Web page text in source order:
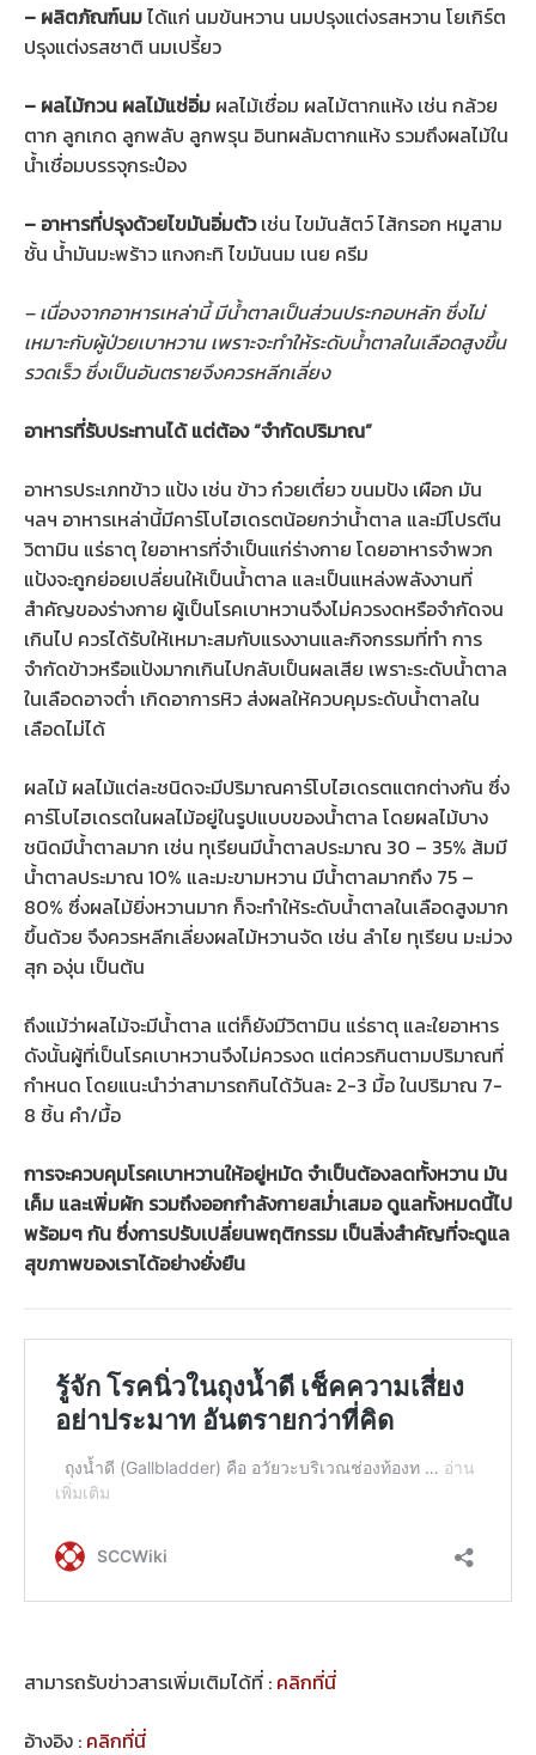
– ผลิตภัณฑ์นมได้แก่ นมข้นหวาน นมปรุงแต่งรสหวาน โยเกิร์ต
ปรุงแต่งรสชาติ นมเปรี้ยว
– ผลไม้กวน ผลไม้แช่อิ่ม ผลไม้เชื่อม ผลไม้ตากแห้ง เช่น กล้วย
ตาก ลูกเกด ลูกพลับ ลูกพรุน อินทผลัมตากแห้ง รวมถึงผลไม้ใน
น้ำเชื่อมบรรจุกระป๋อง
– อาหารที่ปรุงด้วยไขมันอิ่มตัวเช่น ไขมันสัตว์ ไส้กรอก หมูสาม
ชั้น น้ำมันมะพร้าว แกงกะทิ ไขมันนม เนย ครีม
– เนื่องจากอาหารเหล่านี้ มีน้ำตาลเป็นส่วนประกอบหลัก ซึ่งไม่
เหมาะกับผู้ป่วยเบาหวาน เพราะจะทำให้ระดับน้ำตาลในเลือดสูงขึ้น
รวดเร็ว ซึ่งเป็นอันตรายจึงควรหลีกเลี่ยง
อาหารที่รับประทานได้ แต่ต้อง “จำกัดปริมาณ”
อาหารประเภทข้าว แป้ง เช่น ข้าว ก๋วยเตี๋ยว ขนมปัง เผือก มัน
ฯลฯ อาหารเหล่านี้มีคาร์โบไฮเดรตน้อยกว่าน้ำตาล และมีโปรตีน
วิตามิน แร่ธาตุ ใยอาหารที่จำเป็นแก่ร่างกาย โดยอาหารจำพวก
แป้งจะถูกย่อยเปลี่ยนให้เป็นน้ำตาล และเป็นแหล่งพลังงานที่
สำคัญของร่างกาย ผู้เป็นโรคเบาหวานจึงไม่ควรงดหรือจำกัดจน
เกินไป ควรได้รับให้เหมาะสมกับแรงงานและกิจกรรมที่ทำ การ
จำกัดข้าวหรือแป้งมากเกินไปกลับเป็นผลเสีย เพราะระดับน้ำตาล
ในเลือดอาจต่ำ เกิดอาการหิว ส่งผลให้ควบคุมระดับน้ำตาลใน
เลือดไม่ได้
ผลไม้ ผลไม้แต่ละชนิดจะมีปริมาณคาร์โบไฮเดรตแตกต่างกัน ซึ่ง
คาร์โบไฮเดรตในผลไม้อยู่ในรูปแบบของน้ำตาล โดยผลไม้บาง
ชนิดมีน้ำตาลมาก เช่น ทุเรียนมีน้ำตาลประมาณ 30 – 35% ส้มมี
น้ำตาลประมาณ 10% และมะขามหวาน มีน้ำตาลมากถึง 75 –
80% ซึ่งผลไม้ยิ่งหวานมาก ก็จะทำให้ระดับน้ำตาลในเลือดสูงมาก
ขึ้นด้วย จึงควรหลีกเลี่ยงผลไม้หวานจัด เช่น ลำไย ทุเรียน มะม่วง
สุก องุ่น เป็นต้น
ถึงแม้ว่าผลไม้จะมีน้ำตาล แต่ก็ยังมีวิตามิน แร่ธาตุ และใยอาหาร
ดังนั้นผู้ที่เป็นโรคเบาหวานจึงไม่ควรงด แต่ควรกินตามปริมาณที่
กำหนด โดยแนะนำว่าสามารถกินได้วันละ 2-3 มื้อ ในปริมาณ 7-
8 ชิ้น คำ/มื้อ
การจะควบคุมโรคเบาหวานให้อยู่หมัด จำเป็นต้องลดทั้งหวาน มัน
เค็ม และเพิ่มผัก รวมถึงออกกำลังกายสม่ำเสมอ ดูแลทั้งหมดนี้ไป
พร้อมๆ กัน ซึ่งการปรับเปลี่ยนพฤติกรรม เป็นสิ่งสำคัญที่จะดูแล
สุขภาพของเราได้อย่างยั่งยืน
สามารถรับข่าวสารเพิ่มเติมได้ที่ : คลิกที่นี่
อ้างอิง : คลิกที่นี่